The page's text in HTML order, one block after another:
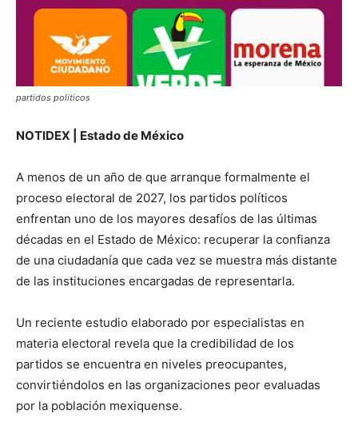
partidos politicos
NOTIDEX | Estado de México
A menos de un año de que arranque formalmente el
proceso electoral de 2027, los partidos políticos
enfrentan uno de los mayores desafíos de las últimas
décadas en el Estado de México: recuperar la confianza
de una ciudadanía que cada vez se muestra más distante
de las instituciones encargadas de representarla.
Un reciente estudio elaborado por especialistas en
materia electoral revela que la credibilidad de los
partidos se encuentra en niveles preocupantes,
convirtiéndolos en las organizaciones peor evaluadas
por la población mexiquense.